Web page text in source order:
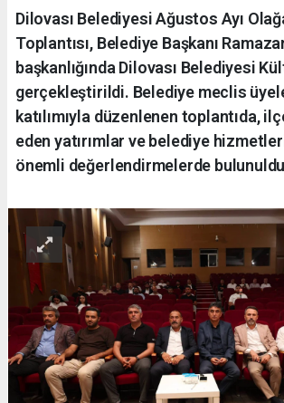
Dilovası Belediyesi Ağustos Ayı
Toplantısı, Belediye Başkanı
başkanlığında Dilovası Belediyesi
gerçekleştirildi. Belediye meclis
katılımıyla düzenlenen toplantıda,
eden yatırımlar ve belediye
önemli değerlendirmelerde